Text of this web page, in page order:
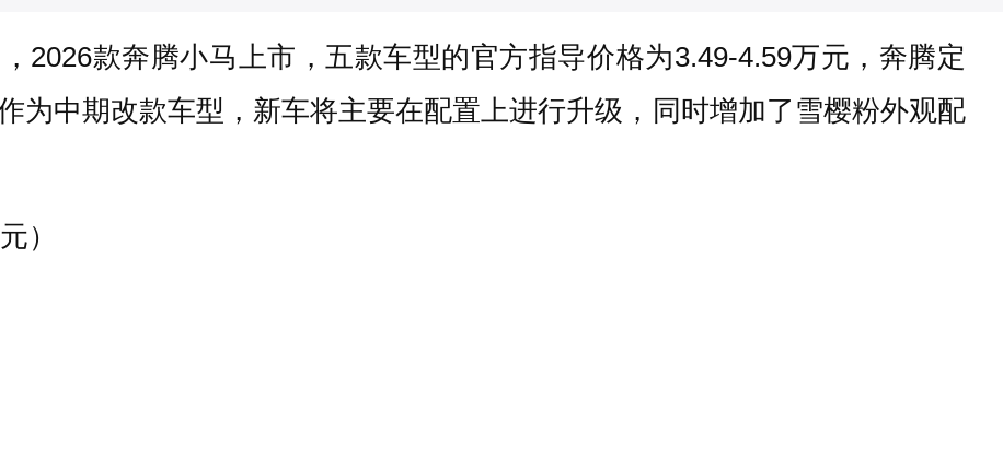
2026款奔腾小马上市，五款车型的官方指导价格为3.49-4.59万元，奔腾定
为中期改款车型，新车将主要在配置上进行升级，同时增加了雪樱粉外观配
）